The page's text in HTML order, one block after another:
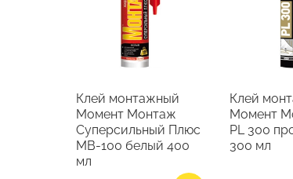
Клей монтажный
Момент Монтаж
Суперсильный Плюс
МВ-100 белый 400
мл
Клей
Момент
PL 300
300 мл